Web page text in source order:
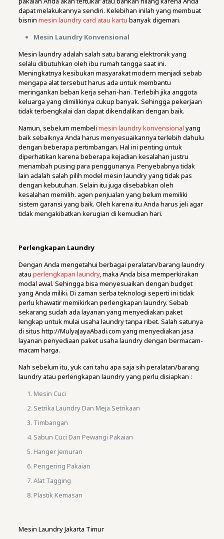
dapat melakukannya sendiri. Kelebihan inilah yang membuat
bisnin mesin laundry card atau kartu banyak digemari.
Mesin Laundry Konvensional
Mesin laundry adalah salah satu barang elektronik yang
selalu dibutuhkan oleh ibu rumah tangga saat ini.
Meningkatnya kesibukan masyarakat modern menjadi sebab
mengapa alat tersebut harus ada untuk membantu
meringankan beban kerja sehari-hari. Terlebih jika anggota
keluarga yang dimilikinya cukup banyak. Sehingga pekerjaan
tidak terbengkalai dan dapat dikendalikan dengan baik.
Namun, sebelum membeli mesin laundry konvensional yang
baik sebaiknya Anda harus menyesuaikannya terlebih dahulu
dengan beberapa pertimbangan. Hal ini penting untuk
diperhatikan karena beberapa kejadian kesalahan justru
menambah pusing para penggunanya. Penyebabnya tidak
lain adalah salah pilih model mesin laundry yang tidak pas
dengan kebutuhan. Selain itu juga disebabkan oleh
kesalahan memilih. agen penjualan yang belum memiliki
sistem garansi yang baik. Oleh karena itu Anda harus jeli agar
tidak mengakibatkan kerugian di kemudian hari.
Perlengkapan Laundry
Dengan Anda mengetahui berbagai peralatan/barang laundry
atau perlengkapan laundry, maka Anda bisa memperkirakan
modal awal. Sehingga bisa menyesuaikan dengan budget
yang Anda miliki. Di zaman serba teknologi seperti ini tidak
perlu khawatir memikirkan perlengkapan laundry. Sebab
sekarang sudah ada layanan yang menyediakan paket
lengkap untuk mulai usaha laundry tanpa ribet. Salah satunya
di situs http://MulyaJayaAbadi.com yang menyediakan jasa
layanan penyediaan paket usaha laundry dengan bermacam-
macam harga.
Nah sebelum itu, yuk cari tahu apa saja sih peralatan/barang
laundry atau perlengkapan laundry yang perlu disiapkan :
Mesin Cuci
Setrika Laundry Dan Meja Setrikaan
Timbangan
Sabun Cuci Dan Pewangi Pakaian
Hanger Jemuran
Pengering Pakaian
Alat Tagging
Plastik Kemasan
Mesin Laundry Jakarta Timur